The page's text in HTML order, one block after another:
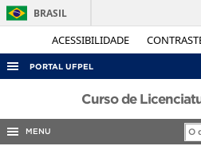
ACESSIBILIDADE
BRASIL
PORTAL UFPEL
ACESSO À INFORMAÇÃO
AUDITORIA
Curso de
MENU